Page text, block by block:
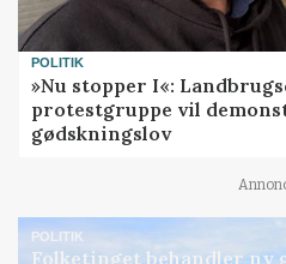
POLITIK
»Nu stopper I«:
protestgruppe vil
gødskningslov
POLITIK
Folketinget behandler ny